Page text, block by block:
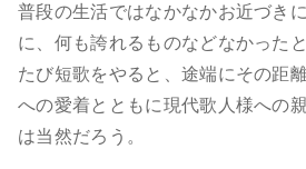
普段の生活ではなかなかお近づき
に、何も誇れるものなどなかった
たび短歌をやると、途端にその距
への愛着とともに現代歌人様への
は当然だろう。